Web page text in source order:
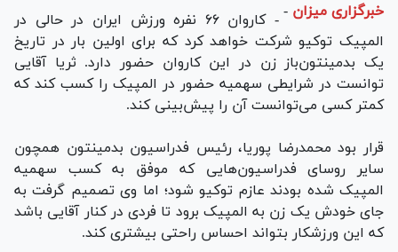
خبرگزاری میزان -
- کاروان ۶۶ نفره ورزش ایران در حالی در
المپیک توکیو شرکت خواهد کرد که برای اولین بار در تاریخ
یک بدمینتون‌باز زن در این کاروان حضور دارد. ثریا آقایی
توانست در شرایطی سهمیه حضور در المپیک را کسب کند که
کمتر کسی می‌توانست آن را پیش‌بینی کند.
قرار بود محمدرضا پوریا، رئیس فدراسیون بدمینتون همچون
سایر روسای فدراسیون‌هایی که موفق به کسب سهمیه
المپیک شده بودند عازم توکیو شود؛ اما وی تصمیم گرفت به
جای خودش یک زن به المپیک برود تا فردی در کنار آقایی باشد
که این ورزشکار بتواند احساس راحتی بیشتری کند.